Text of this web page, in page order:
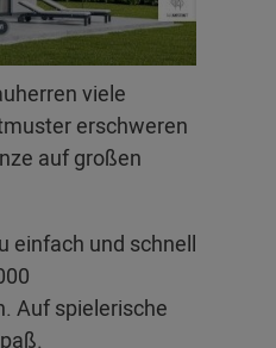
viele
erschweren
auf großen
einfach und schnell
Auf spielerische